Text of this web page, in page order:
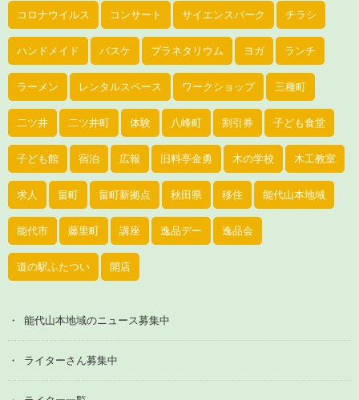
コロナウイルス コンサート サイエンスパーク チラシ
ハンドメイド バスケ プラネタリウム ヨガ ランチ
ラーメン レンタルスペース ワークショップ 三種町
二ツ井 二ツ井町 体験 八峰町 割引券 子ども食堂
子ども館 宿泊 広報 旧料亭金勇 木の学校 木工教室
求人 畠町 畠町新拠点 秋田県 移住 能代山本地域
能代市 藤里町 講座 逸品デー 逸品会
道の駅ふたつい 開店
能代山本地域のニュース募集中
ライターさん募集中